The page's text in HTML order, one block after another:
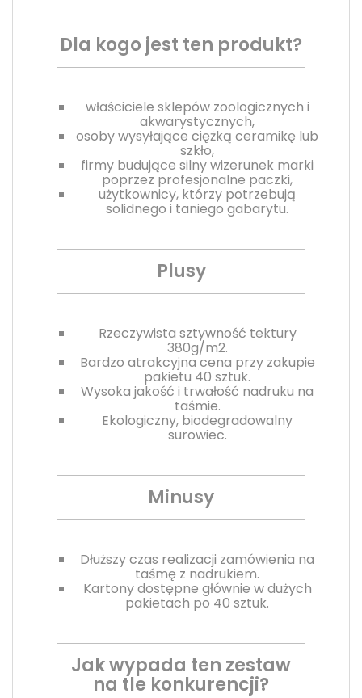
Dla kogo jest ten produkt?
właściciele sklepów zoologicznych i
akwarystycznych,
osoby wysyłające ciężką ceramikę lub
szkło,
firmy budujące silny wizerunek marki
poprzez profesjonalne paczki,
użytkownicy, którzy potrzebują
solidnego i taniego gabarytu.
Plusy
Rzeczywista sztywność tektury
380g/m2.
Bardzo atrakcyjna cena przy zakupie
pakietu 40 sztuk.
Wysoka jakość i trwałość nadruku na
taśmie.
Ekologiczny, biodegradowalny
surowiec.
Minusy
Dłuższy czas realizacji zamówienia na
taśmę z nadrukiem.
Kartony dostępne głównie w dużych
pakietach po 40 sztuk.
Jak wypada ten zestaw
na tle konkurencji?